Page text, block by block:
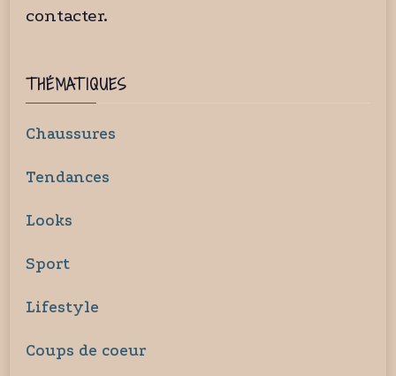
contacter.
THÉMATIQUES
Chaussures
Tendances
Looks
Sport
Lifestyle
Coups de coeur